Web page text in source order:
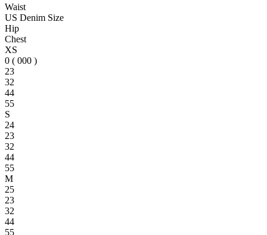
Waist
US Denim Size
Hip
Chest
XS
0 ( 000 )
23
32
44
55
S
24
23
32
44
55
M
25
23
32
44
55